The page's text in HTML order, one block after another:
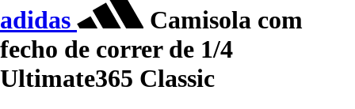
adidas
Camisola com
fecho de correr de 1/4
Ultimate365 Classic